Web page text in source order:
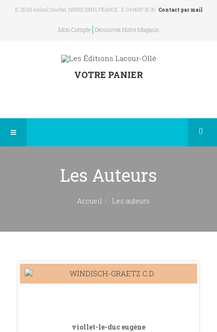
25 bd Amiral Courbet, NIMES 30000,FRANCE 04 66 67 30 30 Contact par mail
Mon Compte Découvrez Notre Magasin
VOTRE PANIER
Les Auteurs
Accueil Les auteurs
viollet-le-duc eugène